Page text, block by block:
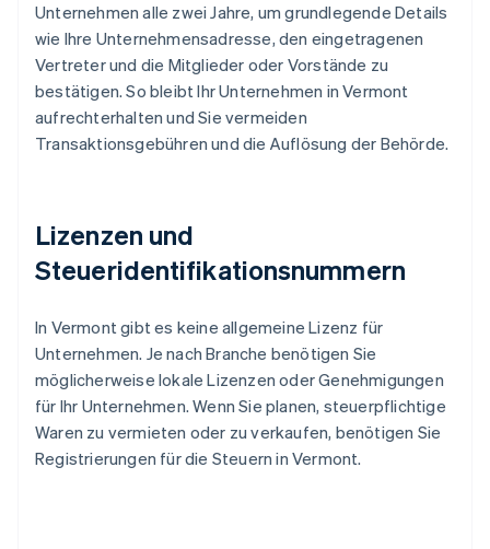
Unternehmen alle zwei Jahre, um grundlegende Details
wie Ihre Unternehmensadresse, den eingetragenen
Vertreter und die Mitglieder oder Vorstände zu
bestätigen. So bleibt Ihr Unternehmen in Vermont
aufrechterhalten und Sie vermeiden
Transaktionsgebühren und die Auflösung der Behörde.
Lizenzen und
Steueridentifikationsnummern
In Vermont gibt es keine allgemeine Lizenz für
Unternehmen. Je nach Branche benötigen Sie
möglicherweise lokale Lizenzen oder Genehmigungen
für Ihr Unternehmen. Wenn Sie planen, steuerpflichtige
Waren zu vermieten oder zu verkaufen, benötigen Sie
Registrierungen für die Steuern in Vermont.